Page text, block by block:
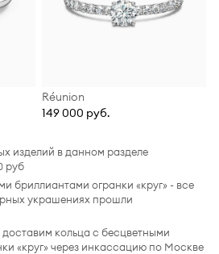
Réunion
149 000 руб.
изделий в данном разделе
руб
бриллиантами огранки «круг» - все
украшениях прошли
кольца с бесцветными
«круг» через инкассацию по Москве